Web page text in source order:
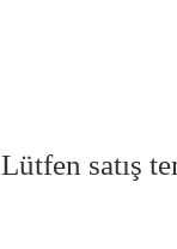
Lütfen satış